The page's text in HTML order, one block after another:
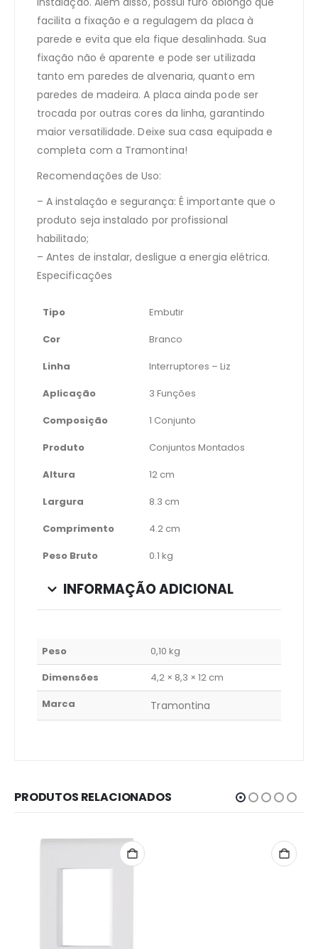
facilita a fixação e a regulagem da placa à
parede e evita que ela fique desalinhada. Sua
fixação não é aparente e pode ser utilizada
tanto em paredes de alvenaria, quanto em
paredes de madeira. A placa ainda pode ser
trocada por outras cores da linha, garantindo
maior versatilidade. Deixe sua casa equipada e
completa com a Tramontina!
Recomendações de Uso:
– A instalação e segurança: É importante que o
produto seja instalado por profissional
habilitado;
– Antes de instalar, desligue a energia elétrica.
Especificações
Tipo
Embutir
Cor
Branco
Linha
Interruptores – Liz
Aplicação
3 Funções
Composição
1 Conjunto
Produto
Conjuntos Montados
Altura
12 cm
Largura
8.3 cm
Comprimento
4.2 cm
Peso Bruto
0.1 kg
INFORMAÇÃO ADICIONAL
Peso
0,10 kg
Dimensões
4,2 × 8,3 × 12 cm
Marca
Tramontina
PRODUTOS RELACIONADOS